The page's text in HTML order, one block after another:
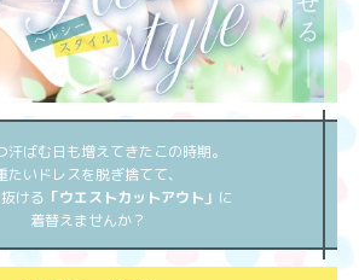
汗ばむ日も増えてきたこの時期。
たいドレスを脱ぎ捨てて、
ける 「ウエストカットアウト」 に
着替えませんか？